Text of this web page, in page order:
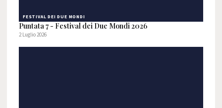
FESTIVAL DEI DUE MONDI
Puntata 7 - Festival dei Due Mondi 2026
2 Luglio 2026